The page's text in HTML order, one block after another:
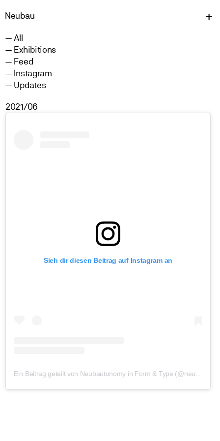
Neubau
All
Exhibitions
Feed
Instagram
Updates
2021/06
Sieh dir diesen Beitrag auf Instagram an
Ein Beitrag geteilt von Neubautonomy in Form & Type (@neubauberlin)